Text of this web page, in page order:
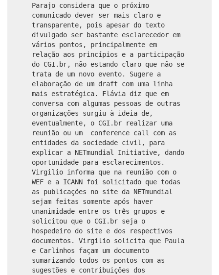
Parajo considera que o próximo
comunicado dever ser mais claro e
transparente, pois apesar do texto
divulgado ser bastante esclarecedor em
vários pontos, principalmente em
relação aos princípios e a participação
do CGI.br, não estando claro que não se
trata de um novo evento. Sugere a
elaboração de um draft com uma linha
mais estratégica. Flávia diz que em
conversa com algumas pessoas de outras
organizações surgiu à ideia de,
eventualmente, o CGI.br realizar uma
reunião ou um conference call com as
entidades da sociedade civil, para
explicar a NETmundial Initiative, dando
oportunidade para esclarecimentos.
Virgilio informa que na reunião com o
WEF e a ICANN foi solicitado que todas
as publicações no site da NETmundial
sejam feitas somente após haver
unanimidade entre os três grupos e
solicitou que o CGI.br seja o
hospedeiro do site e dos respectivos
documentos. Virgilio solicita que Paula
e Carlinhos façam um documento
sumarizando todos os pontos com as
sugestões e contribuições dos